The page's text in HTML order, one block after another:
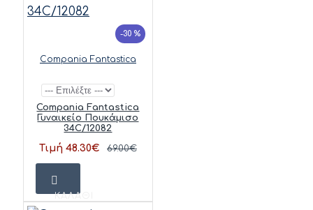
-30 %
Compania Fantastica
Compania Fantastica
Γυναικείο Πουκάμισο
34C/12082
Τιμή 48.30€ 69.00€
ΚΑΛΆΘΙ